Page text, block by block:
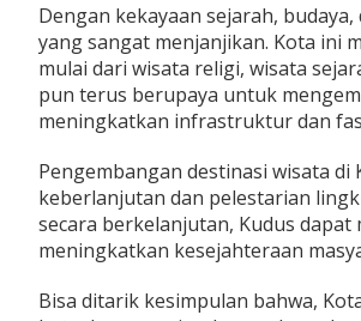
Dengan kekayaan sejarah,
yang sangat menjanjikan. Kota ini
mulai dari wisata religi, wisata
pun terus berupaya untuk
meningkatkan infrastruktur dan
Pengembangan destinasi wisata
keberlanjutan dan pelestarian
secara berkelanjutan, Kudus
meningkatkan kesejahteraan
Bisa ditarik kesimpulan bahwa,